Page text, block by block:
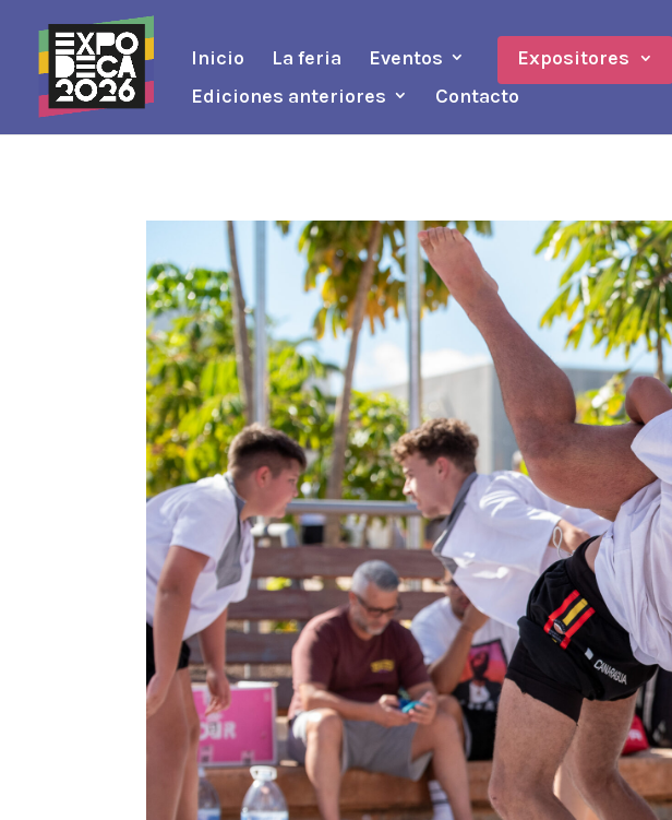
Inicio La feria Eventos Expositores
Ediciones anteriores
Contacto